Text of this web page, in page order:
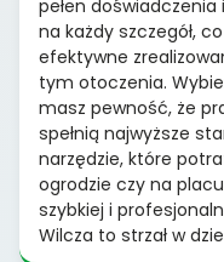
pełen
na każdy szczegół,
efektywne
tym otoczenia.
masz pewność, że
spełnią najwyższe
narzędzie, które
ogrodzie czy na
szybkiej i
Wilcza to strzał w